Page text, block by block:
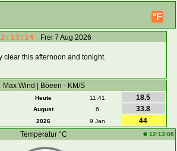
°F
Frei 7 Aug 2026
clear this afternoon and tonight.
Max Wind | Böeen - KM/S
Heute 11:41
18.5
August 6
33.8
2026 9 Jan
44
Temperatur °C
12:13:08